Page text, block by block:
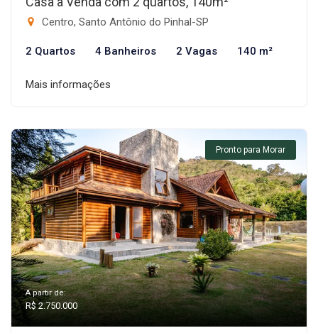
Centro, Santo Antônio do Pinhal-SP
2 Quartos 4 Banheiros 2 Vagas 140 m²
Mais informações
Pronto para Morar
A partir de:
R$ 2.750.000